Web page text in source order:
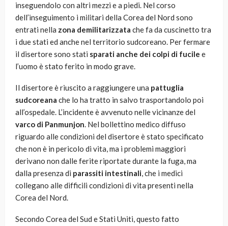
inseguendolo con altri mezzi e a piedi. Nel corso
dell’inseguimento i militari della Corea del Nord sono
entrati nella zona demilitarizzata che fa da cuscinetto tra
i due stati ed anche nel territorio sudcoreano. Per fermare
il disertore sono stati sparati anche dei colpi di fucile e
l’uomo è stato ferito in modo grave.
Il disertore è riuscito a raggiungere una pattuglia
sudcoreana che lo ha tratto in salvo trasportandolo poi
all’ospedale. L’incidente è avvenuto nelle vicinanze del
varco di Panmunjon. Nel bollettino medico diffuso
riguardo alle condizioni del disertore è stato specificato
che non è in pericolo di vita, ma i problemi maggiori
derivano non dalle ferite riportate durante la fuga, ma
dalla presenza di parassiti intestinali, che i medici
collegano alle difficili condizioni di vita presenti nella
Corea del Nord.
Secondo Corea del Sud e Stati Uniti, questo fatto